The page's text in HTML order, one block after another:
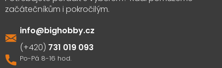
info@bighobby.cz
731 019 093